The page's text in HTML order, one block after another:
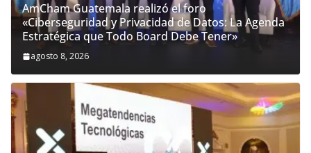
AmCham Guatemala realizó el foro
«Ciberseguridad y Privacidad de Datos: La Agenda
Estratégica que Todo Board Debe Tener»
agosto 8, 2026